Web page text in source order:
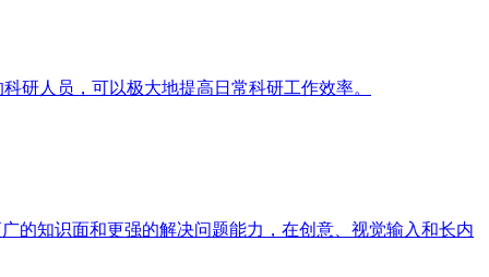
研人员，可以极大地提高日常科研工作效率。
的知识面和更强的解决问题能力，在创意、视觉输入和长内